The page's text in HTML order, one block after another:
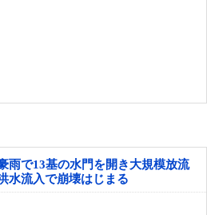
雨で13基の水門を開き大規模放流
水流入で崩壊はじまる